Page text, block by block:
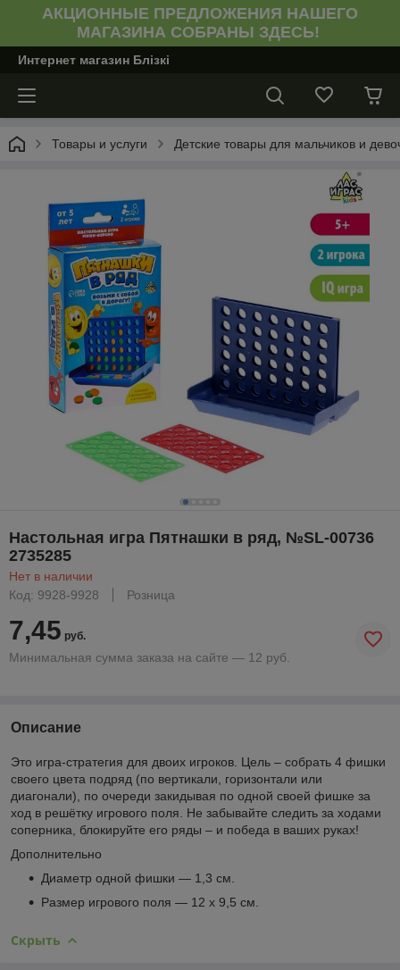
АКЦИОННЫЕ ПРЕДЛОЖЕНИЯ НАШЕГО
МАГАЗИНА СОБРАНЫ ЗДЕСЬ!
Интернет магазин Блiзкi
Товары и услуги Детские товары для мальчиков и
Настольная игра Пятнашки в ряд, №SL-00736
2735285
Нет в наличии
Код: 9928-9928
Розница
7,45 руб.
Минимальная сумма заказа на сайте — 12 руб.
Описание
Это игра-стратегия для двоих игроков. Цель – собрать 4 фишки
своего цвета подряд (по вертикали, горизонтали или
диагонали), по очереди закидывая по одной своей фишке за
ход в решётку игрового поля. Не забывайте следить за ходами
соперника, блокируйте его ряды – и победа в ваших руках!
Дополнительно
Диаметр одной фишки — 1,3 см.
Размер игрового поля — 12 х 9,5 см.
Скрыть